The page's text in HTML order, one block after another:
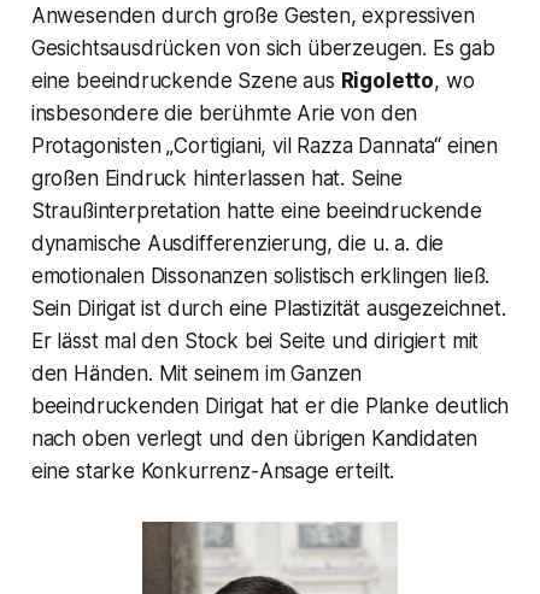
Anwesenden durch große Gesten, expressiven
Gesichtsausdrücken von sich überzeugen. Es gab
eine beeindruckende Szene aus Rigoletto, wo
insbesondere die berühmte Arie von den
Protagonisten „Cortigiani, vil Razza Dannata“ einen
großen Eindruck hinterlassen hat. Seine
Straußinterpretation hatte eine beeindruckende
dynamische Ausdifferenzierung, die u. a. die
emotionalen Dissonanzen solistisch erklingen ließ.
Sein Dirigat ist durch eine Plastizität ausgezeichnet.
Er lässt mal den Stock bei Seite und dirigiert mit
den Händen. Mit seinem im Ganzen
beeindruckenden Dirigat hat er die Planke deutlich
nach oben verlegt und den übrigen Kandidaten
eine starke Konkurrenz-Ansage erteilt.